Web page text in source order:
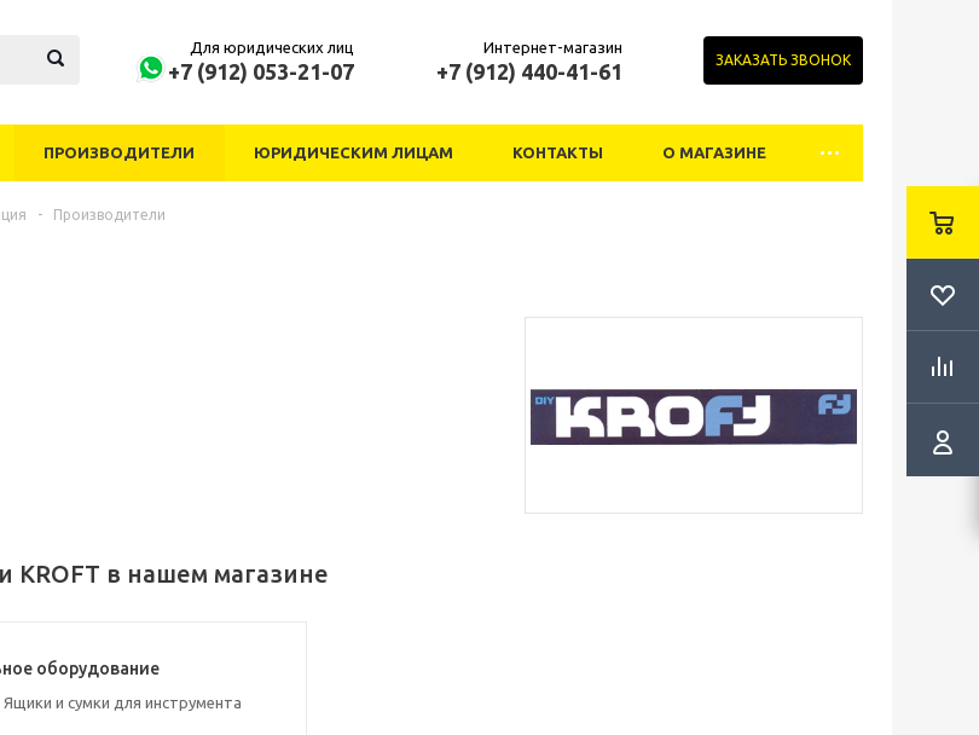
Для юридических лиц
+7 (912) 053-21-07
Интернет-магазин
+7 (912) 440-41-61 ЗАКАЗАТЬ ЗВОНОК
ПРОИЗВОДИТЕЛИ ЮРИДИЧЕСКИМ ЛИЦАМ КОНТАКТЫ О МАГАЗИНЕ
- Производители
KROFT в нашем магазине
оборудование
Ящики и сумки для инструмента